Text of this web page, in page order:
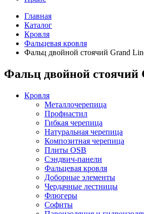
Главная
Каталог
Кровля
Фальцевая кровля
Фальц двойной стоячий Grand
Фальц двойной стоячий
Кровля
Металлочерепица
Профнастил
Гибкая черепица
Натуральная черепица
Композитная черепица
Плиты OSB
Сэндвич-панели
Фальцевая кровля
Доборные элементы
Чердачные лестницы
Флюгеры
Софиты